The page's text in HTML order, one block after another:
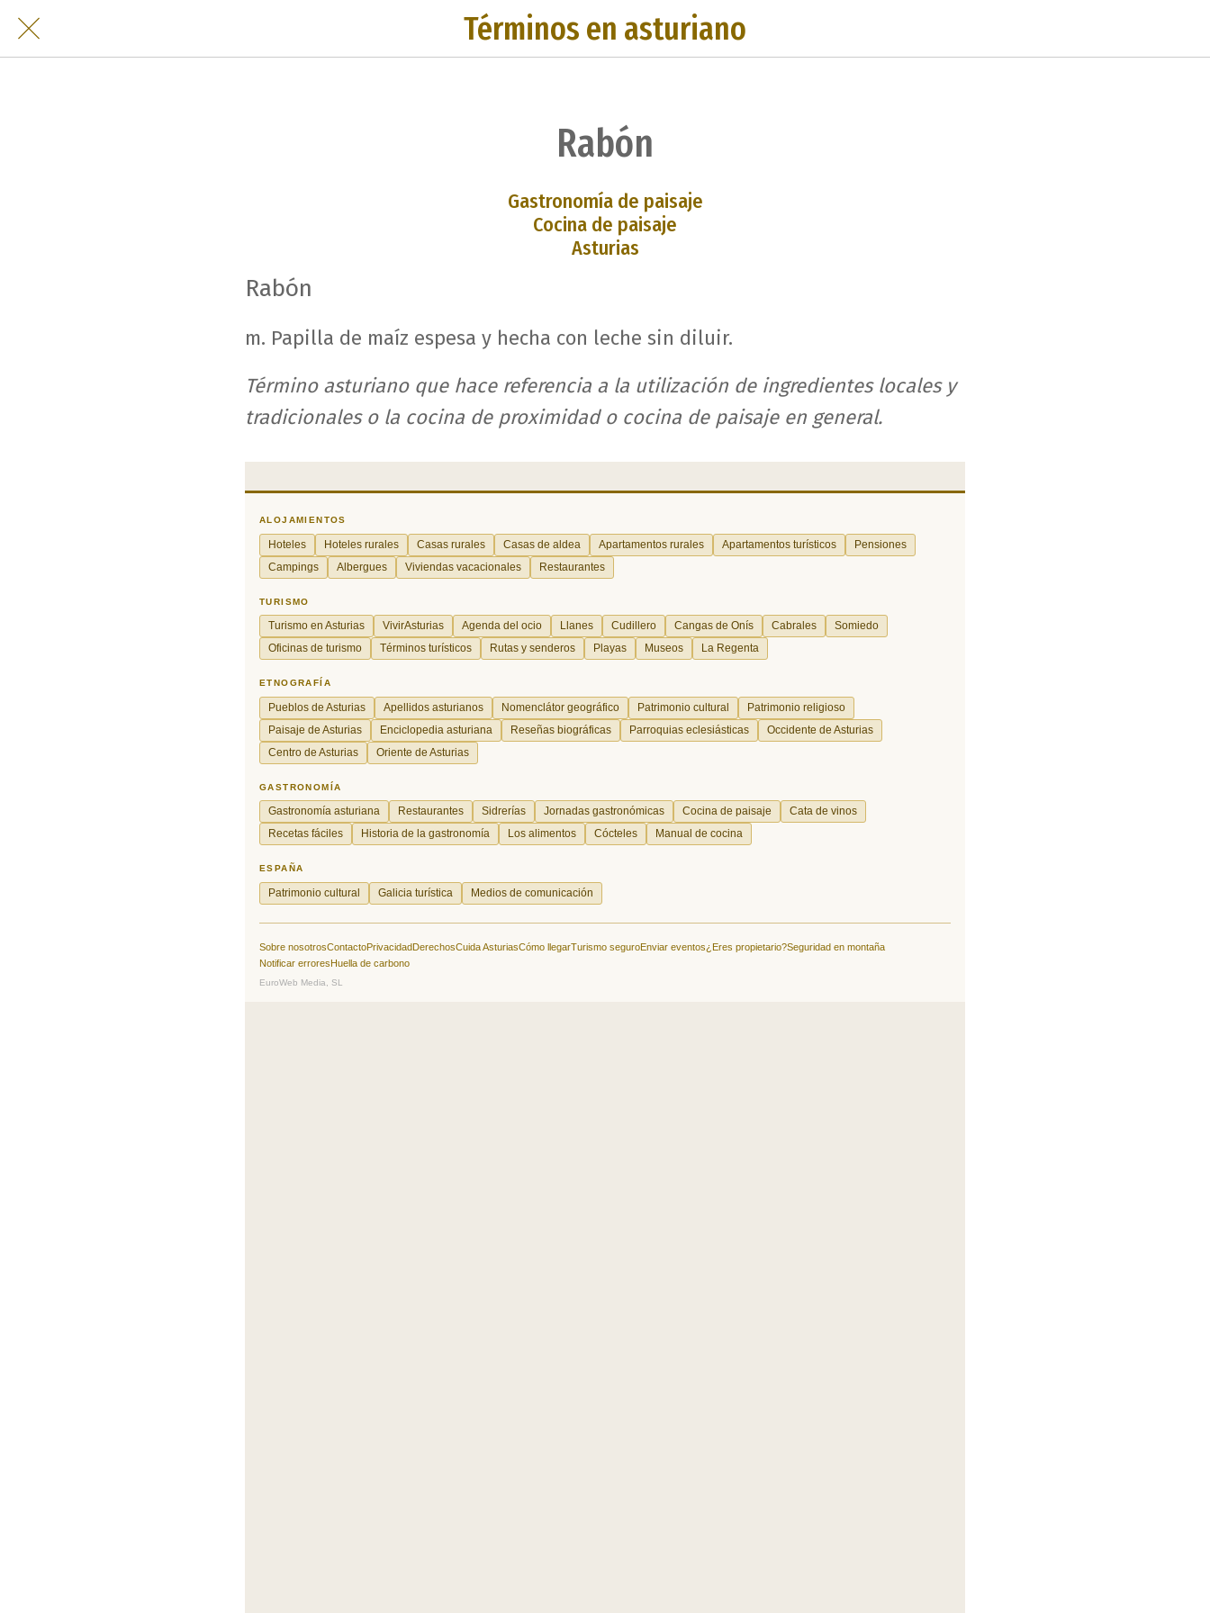
Términos en asturiano
Rabón
Gastronomía de paisaje
Cocina de paisaje
Asturias
Rabón
m. Papilla de maíz espesa y hecha con leche sin diluir.
Término asturiano que hace referencia a la utilización de ingredientes locales y
tradicionales o la cocina de proximidad o cocina de paisaje en general.